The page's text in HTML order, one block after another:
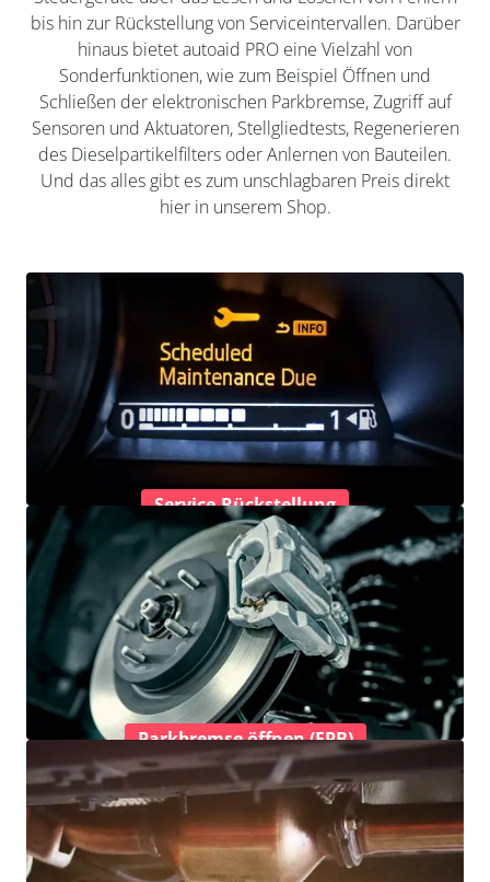
bis hin zur Rückstellung von Serviceintervallen. Darüber
hinaus bietet autoaid PRO eine Vielzahl von
Sonderfunktionen, wie zum Beispiel Öffnen und
Schließen der elektronischen Parkbremse, Zugriff auf
Sensoren und Aktuatoren, Stellgliedtests, Regenerieren
des Dieselpartikelfilters oder Anlernen von Bauteilen.
Und das alles gibt es zum unschlagbaren Preis direkt
hier in unserem Shop.
Service-Rückstellung
Parkbremse öffnen (EPB)